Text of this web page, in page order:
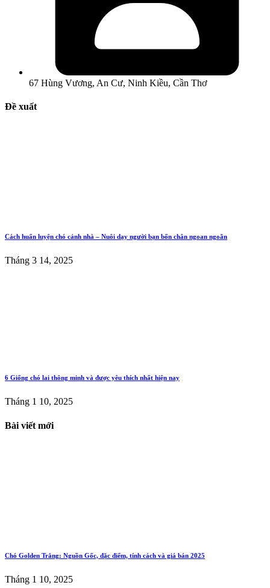
67 Hùng Vương, An Cư, Ninh Kiều, Cần Thơ
Đề xuất
Cách huấn luyện chó cảnh nhà – Nuôi dạy người bạn bốn chân ngoan ngoãn
Tháng 3 14, 2025
6 Giống chó lai thông minh và được yêu thích nhất hiện nay
Tháng 1 10, 2025
Bài viết mới
Chó Golden Trắng: Nguồn Gốc, đặc điểm, tính cách và giá bán 2025
Tháng 1 10, 2025